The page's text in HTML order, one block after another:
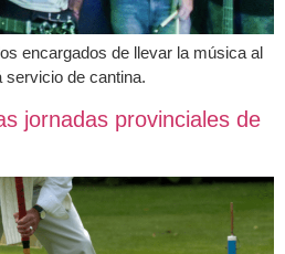
encargados de llevar la música al
servicio de cantina.
jornadas provinciales de